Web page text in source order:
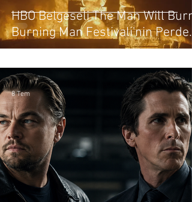
HBO Belgeseli The Man Will Burn,
Burning Man Festivali'nin Perde
Arkasını Gözler Önüne Seriyor
8 Tem